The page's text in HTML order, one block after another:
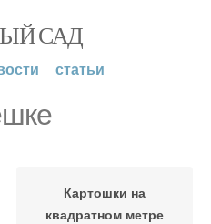
САД
статьи
Картошки на
квадратном метре